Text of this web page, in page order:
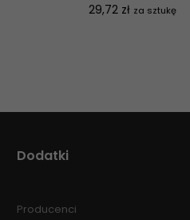
Cena
29,72 zł za sztukę
Dodatki
Producenci